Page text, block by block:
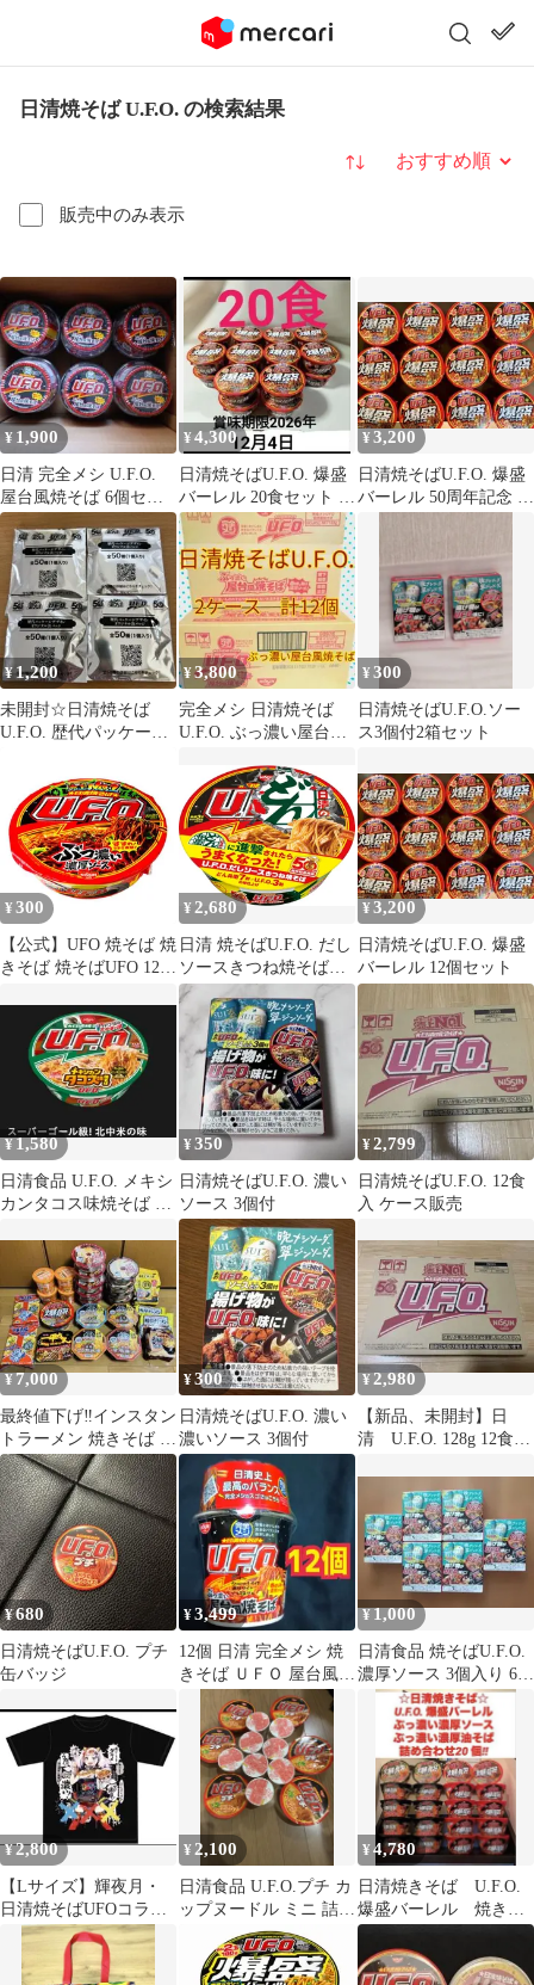
日清焼そば U.F.O. の検索結果
販売中のみ表示
並び替え
¥ 1,900
日清 完全メシ U.F.O.
屋台風焼そば 6個セッ
ト
¥4,300
日清焼そばU.F.O. 爆盛
バーレル 20食セット
非常食 避難用品 にも
¥3,200
日清焼そばU.F.O. 爆盛
バーレル 50周年記念 12
¥1,200
未開封☆日清焼そば
U.F.O. 歴代パッケージ
¥3,800
完全メシ 日清焼そば
U.F.O. ぶっ濃い屋台風
¥300
日清焼そばU.F.O.ソー
ス3個付2箱セット
¥ 300
【公式】UFO 焼そば 焼
きそば 焼そばUFO 128g
¥2,680
日清 焼そばU.F.O. だし
ソースきつね焼そば
100g 12個 セット カッ
プ焼きそば UFO ユーフ
ォー どん兵衛 コラボ
50周年 記念商品 インス
タント 焼そば カップ麺
箱買い ケース まとめ買
い 夜食 軽食 保存食 非
常食 ストック 箱 ケー
ス販
¥3,200
日清焼そばU.F.O. 爆盛
バーレル 12個セット
¥1,580
日清食品 U.F.O. メキシ
カンタコス味焼そば 2
¥350
日清焼そばU.F.O. 濃い
ソース 3個付
¥2,799
日清焼そばU.F.O. 12食
入 ケース販売
¥7,000
最終値下げ‼️インスタン
トラーメン 焼きそば 詰
め合わせセット
¥300
日清焼そばU.F.O. 濃い
濃いソース 3個付
¥2,980
【新品、未開封】日
清 U.F.O. 128g 12食入
¥680
日清焼そばU.F.O. プチ
缶バッジ
¥3,499
12個 日清 完全メシ 焼
きそば ＵＦＯ 屋台風
香ばしい旨い 濃厚ソー
¥1,000
日清食品 焼そばU.F.O.
濃厚ソース 3個入り 6箱
セット
¥2,800
【Lサイズ】輝夜月・
日清焼そばUFOコラボ
Tシャツ【新品・未開
¥ 2,100
日清食品 U.F.O.プチ カ
ップヌードル ミニ 詰め
¥4,780
日清焼きそば U.F.O.
爆盛バーレル 焼きそ
ば 油そば 詰め合わ
せ20 個‼︎